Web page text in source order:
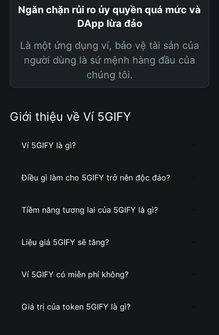
Ngăn chặn rủi ro ủy quyền quá mức và
DApp lừa đảo
Là một ứng dụng ví, bảo vệ tài sản của
người dùng là sứ mệnh hàng đầu của
chúng tôi.
Giới thiệu về Ví 5GIFY
Ví 5GIFY là gì?
Điều gì làm cho 5GIFY trở nên độc đáo?
Tiềm năng tương lai của 5GIFY là gì?
Liệu giá 5GIFY sẽ tăng?
Ví 5GIFY có miễn phí không?
Giá trị của token 5GIFY là gì?